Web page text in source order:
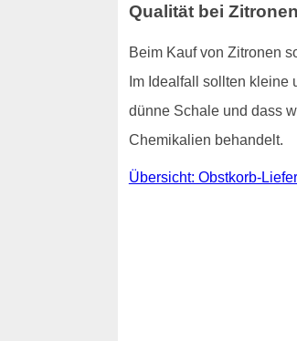
Qualität bei
Beim Kauf von Zitronen
Im Idealfall sollten
dünne Schale und dass
Chemikalien behandelt.
Übersicht: Obstkorb-